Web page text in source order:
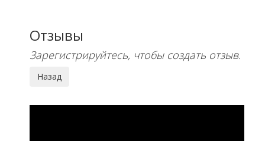
Отзывы
Зарегистрируйтесь, чтобы создать отзыв.